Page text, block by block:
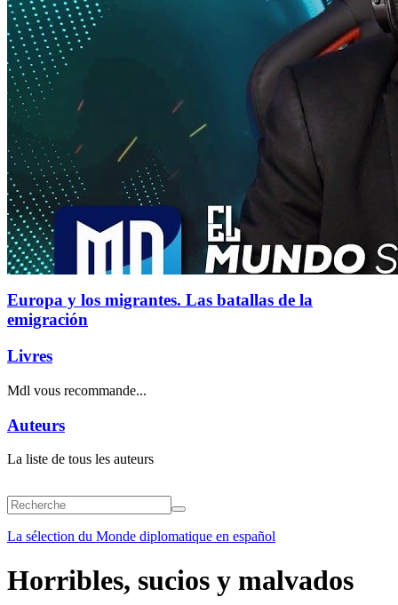
Europa y los migrantes. Las batallas de la
emigración
Livres
Mdl vous recommande...
Auteurs
La liste de tous les auteurs
La sélection du Monde diplomatique en español
Horribles, sucios y malvados